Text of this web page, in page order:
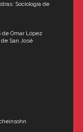
Sociología de
de Omar López
San José